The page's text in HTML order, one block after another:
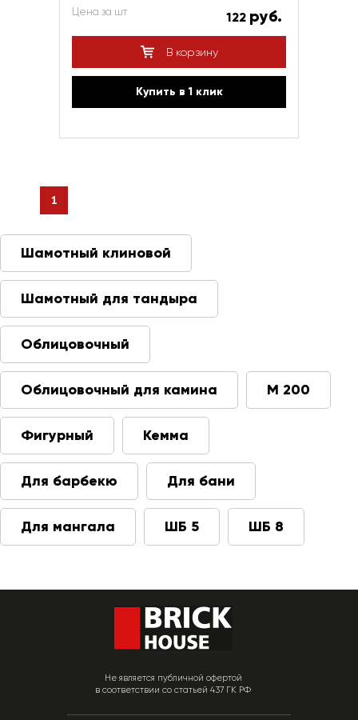
Цена за шт 122 руб.
В корзину
Купить в 1 клик
1
Шамотный клиновой
Шамотный для тандыра
Облицовочный
Облицовочный для камина М 200
Фигурный Кемма
Для барбекю Для бани
Для мангала ШБ 5 ШБ 8
Не является публичной офертой
в соответствии со статьей 437 ГК РФ